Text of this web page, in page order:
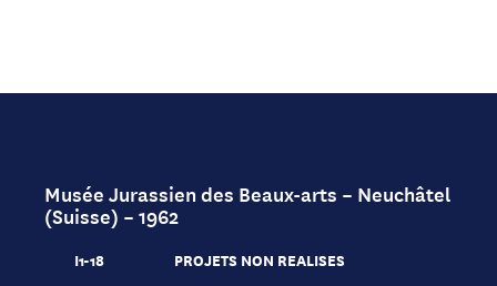
Musée Jurassien des Beaux-arts – Neuchâtel
(Suisse) – 1962
I1-18
PROJETS NON REALISES